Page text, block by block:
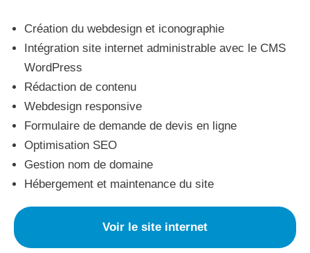
Création du webdesign et iconographie
Intégration site internet administrable avec le CMS
WordPress
Rédaction de contenu
Webdesign responsive
Formulaire de demande de devis en ligne
Optimisation SEO
Gestion nom de domaine
Hébergement et maintenance du site
Voir le site internet